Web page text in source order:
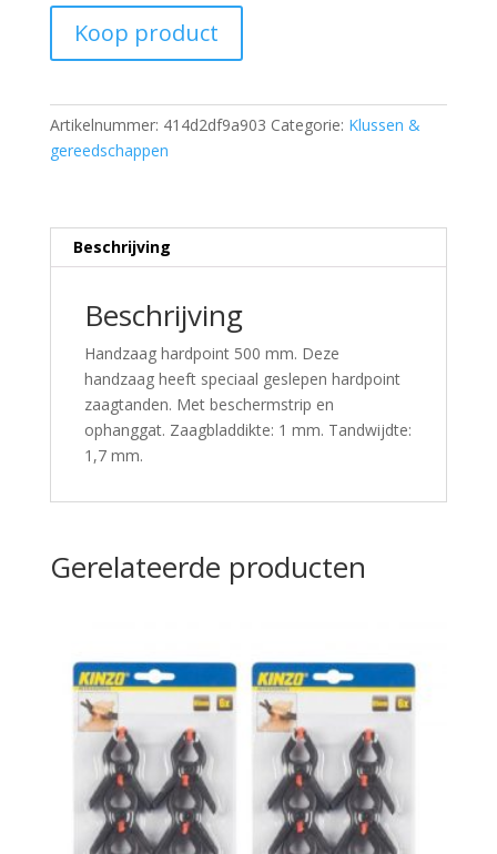
Koop product
Artikelnummer: 414d2df9a903 Categorie: Klussen &
gereedschappen
Beschrijving
Beschrijving
Handzaag hardpoint 500 mm. Deze
handzaag heeft speciaal geslepen hardpoint
zaagtanden. Met beschermstrip en
ophanggat. Zaagbladdikte: 1 mm. Tandwijdte:
1,7 mm.
Gerelateerde producten